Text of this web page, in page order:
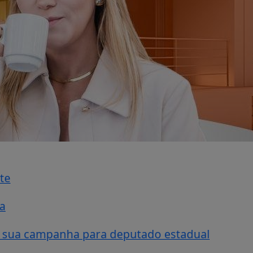
campanha para deputado estadual